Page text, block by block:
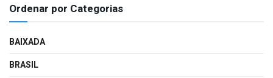
Ordenar por Categorias
BAIXADA
BRASIL